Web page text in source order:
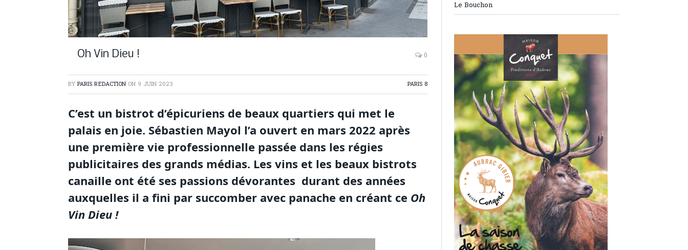
Oh Vin Dieu ! 0
BY PARIS REDACTION ON 9 JUIN 2023 PARIS 8
C’est un bistrot d’épicuriens de beaux quartiers qui met le
palais en joie. Sébastien Mayol l’a ouvert en mars 2022 après
une première vie professionnelle passée dans les régies
publicitaires des grands médias. Les vins et les beaux bistrots
canaille ont été ses passions dévorantes durant des années
auxquelles il a fini par succomber avec panache en créant ce Oh
Vin Dieu !
Le Bouchon